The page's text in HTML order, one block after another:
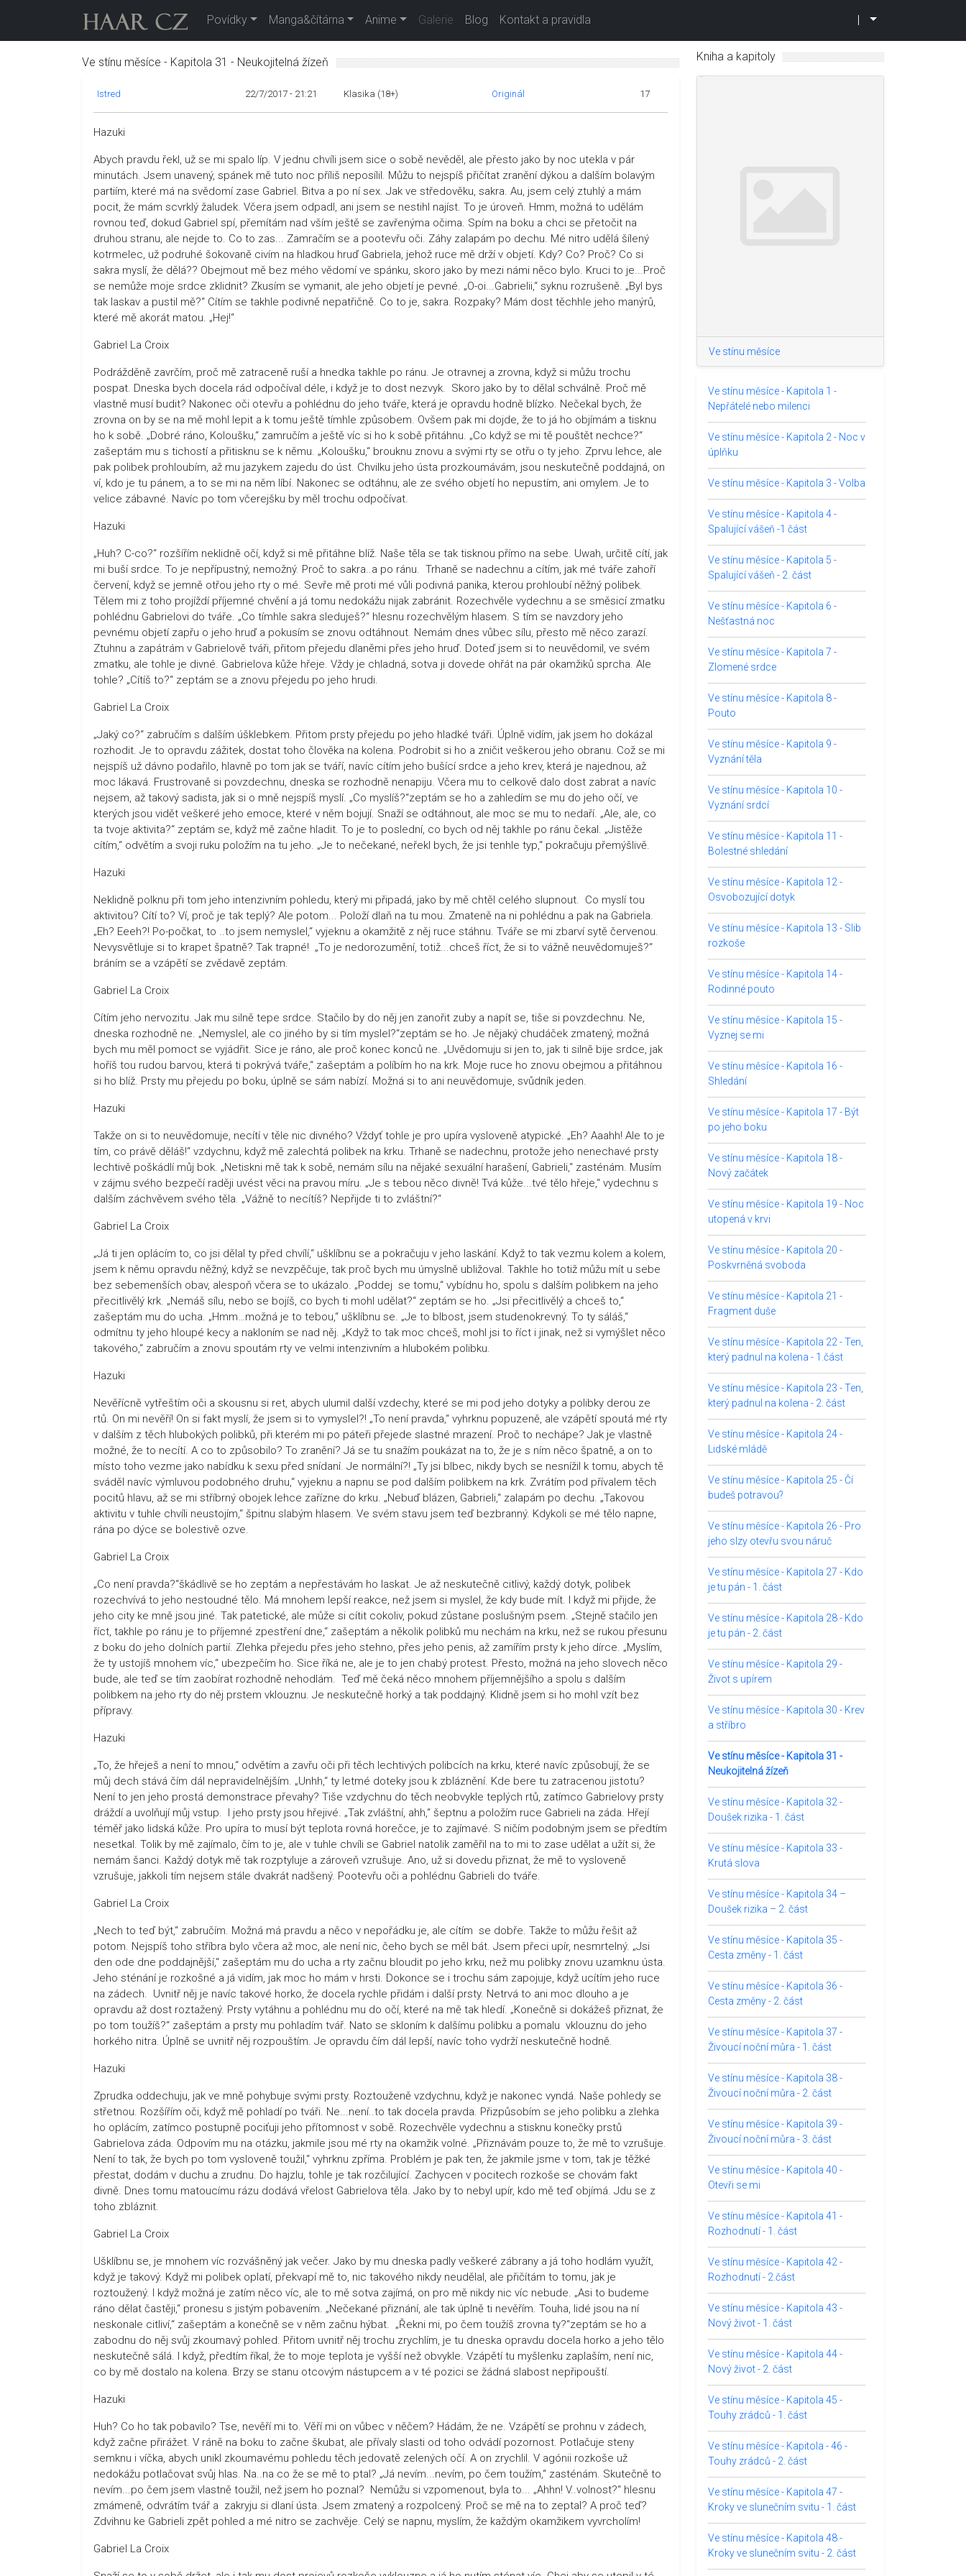
Povídky Manga&čítárna Anime Galerie Blog Kontakt a pravidla
Ve stínu měsíce - Kapitola 31 - Neukojitelná žízeň
Istred 22/7/2017 - 21:21 Klasika (18+) Originál 17
Hazuki
Abych pravdu řekl, už se mi spalo líp. V jednu chvíli jsem sice o sobě nevěděl, ale přesto jako by noc utekla v pár
minutách. Jsem unavený, spánek mě tuto noc příliš neposílil. Můžu to nejspíš přičítat zranění dýkou a dalším bolavým
partiím, které má na svědomí zase Gabriel. Bitva a po ní sex. Jak ve středověku, sakra. Au, jsem celý ztuhlý a mám
pocit, že mám scvrklý žaludek. Včera jsem odpadl, ani jsem se nestihl najíst. To je úroveň. Hmm, možná to udělám
rovnou teď, dokud Gabriel spí, přemítám nad vším ještě se zavřenýma očima. Spím na boku a chci se přetočit na
druhou stranu, ale nejde to. Co to zas... Zamračím se a pootevřu oči. Záhy zalapám po dechu. Mé nitro udělá šílený
kotrmelec, už podruhé šokovaně civím na hladkou hruď Gabriela, jehož ruce mě drží v objetí. Kdy? Co? Proč? Co si
sakra myslí, že dělá?? Obejmout mě bez mého vědomí ve spánku, skoro jako by mezi námi něco bylo. Kruci to je...Proč
se nemůže moje srdce zklidnit? Zkusím se vymanit, ale jeho objetí je pevné. „O-oi...Gabrielii,“ syknu rozrušeně. „Byl bys
tak laskav a pustil mě?“ Cítím se takhle podivně nepatřičně. Co to je, sakra. Rozpaky? Mám dost těchhle jeho manýrů,
které mě akorát matou. „Hej!“
Gabriel La Croix
Podrážděně zavrčím, proč mě zatraceně ruší a hnedka takhle po ránu. Je otravnej a zrovna, když si můžu trochu
pospat. Dneska bych docela rád odpočíval déle, i když je to dost nezvyk. Skoro jako by to dělal schválně. Proč mě
vlastně musí budit? Nakonec oči otevřu a pohlédnu do jeho tváře, která je opravdu hodně blízko. Nečekal bych, že
zrovna on by se na mě mohl lepit a k tomu ještě tímhle způsobem. Ovšem pak mi dojde, že to já ho objímám a tisknu
ho k sobě. „Dobré ráno, Koloušku,“ zamručím a ještě víc si ho k sobě přitáhnu. „Co když se mi tě pouštět nechce?“
zašeptám mu s tichostí a přitisknu se k němu. „Koloušku,“ brouknu znovu a svými rty se otřu o ty jeho. Zprvu lehce, ale
pak polibek prohloubím, až mu jazykem zajedu do úst. Chvilku jeho ústa prozkoumávám, jsou neskutečně poddajná, on
ví, kdo je tu pánem, a to se mi na něm líbí. Nakonec se odtáhnu, ale ze svého objetí ho nepustím, ani omylem. Je to
velice zábavné. Navíc po tom včerejšku by měl trochu odpočívat.
Hazuki
„Huh? C-co?“ rozšířím neklidně očí, když si mě přitáhne blíž. Naše těla se tak tisknou přímo na sebe. Uwah, určitě cítí, jak
mi buší srdce. To je nepřípustný, nemožný. Proč to sakra..a po ránu. Trhaně se nadechnu a cítím, jak mé tváře zahoří
červení, když se jemně otřou jeho rty o mé. Sevře mě proti mé vůli podivná panika, kterou prohloubí něžný polibek.
Tělem mi z toho projíždí příjemné chvění a já tomu nedokážu nijak zabránit. Rozechvěle vydechnu a se směsicí zmatku
pohlédnu Gabrielovi do tváře. „Co tímhle sakra sleduješ?“ hlesnu rozechvělým hlasem. S tím se navzdory jeho
pevnému objetí zapřu o jeho hruď a pokusím se znovu odtáhnout. Nemám dnes vůbec sílu, přesto mě něco zarazí.
Ztuhnu a zapátrám v Gabrielově tváři, přitom přejedu dlaněmi přes jeho hruď. Doteď jsem si to neuvědomil, ve svém
zmatku, ale tohle je divné. Gabrielova kůže hřeje. Vždy je chladná, sotva ji dovede ohřát na pár okamžiků sprcha. Ale
tohle? „Cítíš to?“ zeptám se a znovu přejedu po jeho hrudi.
Gabriel La Croix
„Jaký co?“ zabručím s dalším úšklebkem. Přitom prsty přejedu po jeho hladké tváři. Úplně vidím, jak jsem ho dokázal
rozhodit. Je to opravdu zážitek, dostat toho člověka na kolena. Podrobit si ho a zničit veškerou jeho obranu. Což se mi
nejspíš už dávno podařilo, hlavně po tom jak se tváří, navíc cítím jeho bušící srdce a jeho krev, která je najednou, až
moc lákavá. Frustrovaně si povzdechnu, dneska se rozhodně nenapiju. Včera mu to celkově dalo dost zabrat a navíc
nejsem, až takový sadista, jak si o mně nejspíš myslí. „Co myslíš?“zeptám se ho a zahledím se mu do jeho očí, ve
kterých jsou vidět veškeré jeho emoce, které v něm bojují. Snaží se odtáhnout, ale moc se mu to nedaří. „Ale, ale, co
ta tvoje aktivita?“ zeptám se, když mě začne hladit. To je to poslední, co bych od něj takhle po ránu čekal. „Jistěže
cítím,“ odvětím a svoji ruku položím na tu jeho. „Je to nečekané, neřekl bych, že jsi tenhle typ,“ pokračuju přemýšlivě.
Hazuki
Neklidně polknu při tom jeho intenzivním pohledu, který mi připadá, jako by mě chtěl celého slupnout. Co myslí tou
aktivitou? Cítí to? Ví, proč je tak teplý? Ale potom... Položí dlaň na tu mou. Zmateně na ni pohlédnu a pak na Gabriela.
„Eh? Eeeh?! Po-počkat, to ..to jsem nemyslel,“ vyjeknu a okamžitě z něj ruce stáhnu. Tváře se mi zbarví sytě červenou.
Nevysvětluje si to krapet špatně? Tak trapné! „To je nedorozumění, totiž...chceš říct, že si to vážně neuvědomuješ?“
bráním se a vzápětí se zvědavě zeptám.
Gabriel La Croix
Cítím jeho nervozitu. Jak mu silně tepe srdce. Stačilo by do něj jen zanořit zuby a napít se, tiše si povzdechnu. Ne,
dneska rozhodně ne. „Nemyslel, ale co jiného by si tím myslel?“zeptám se ho. Je nějaký chudáček zmatený, možná
bych mu měl pomoct se vyjádřit. Sice je ráno, ale proč konec konců ne. „Uvědomuju si jen to, jak ti silně bije srdce, jak
hoříš tou rudou barvou, která ti pokrývá tváře,“ zašeptám a políbím ho na krk. Moje ruce ho znovu obejmou a přitáhnou
si ho blíž. Prsty mu přejedu po boku, úplně se sám nabízí. Možná si to ani neuvědomuje, svůdník jeden.
Hazuki
Takže on si to neuvědomuje, necítí v těle nic divného? Vždyť tohle je pro upíra vysloveně atypické. „Eh? Aaahh! Ale to je
tím, co právě děláš!“ vzdychnu, když mě zalechtá polibek na krku. Trhaně se nadechnu, protože jeho nenechavé prsty
lechtivě poškádlí můj bok. „Netiskni mě tak k sobě, nemám sílu na nějaké sexuální harašení, Gabrieli,“ zasténám. Musím
v zájmu svého bezpečí raději uvést věci na pravou míru. „Je s tebou něco divně! Tvá kůže...tvé tělo hřeje,“ vydechnu s
dalším záchvěvem svého těla. „Vážně to necítíš? Nepřijde ti to zvláštní?“
Gabriel La Croix
„Já ti jen oplácím to, co jsi dělal ty před chvílí,“ ušklíbnu se a pokračuju v jeho laskání. Když to tak vezmu kolem a kolem,
jsem k němu opravdu něžný, když se nevzpěčuje, tak proč bych mu úmyslně ubližoval. Takhle ho totiž můžu mít u sebe
bez sebemenších obav, alespoň včera se to ukázalo. „Poddej se tomu,“ vybídnu ho, spolu s dalším polibkem na jeho
přecitlivělý krk. „Nemáš sílu, nebo se bojíš, co bych ti mohl udělat?“ zeptám se ho. „Jsi přecitlivělý a chceš to,“
zašeptám mu do ucha. „Hmm…možná je to tebou,“ ušklíbnu se. „Je to blbost, jsem studenokrevný. To ty sáláš,“
odmítnu ty jeho hloupé kecy a nakloním se nad něj. „Když to tak moc chceš, mohl jsi to říct i jinak, než si vymýšlet něco
takového,“ zabručím a znovu spoutám rty ve velmi intenzivním a hlubokém polibku.
Hazuki
Nevěřícně vytřeštím oči a skousnu si ret, abych ulumil další vzdechy, které se mi pod jeho dotyky a polibky derou ze
rtů. On mi nevěří! On si fakt myslí, že jsem si to vymyslel?! „To není pravda,“ vyhrknu popuzeně, ale vzápětí spoutá mé rty
v dalším z těch hlubokých polibků, při kterém mi po páteři přejede slastné mrazení. Proč to nechápe? Jak je vlastně
možné, že to necítí. A co to způsobilo? To zranění? Já se tu snažím poukázat na to, že je s ním něco špatně, a on to
místo toho vezme jako nabídku k sexu před snídaní. Je normální?! „Ty jsi blbec, nikdy bych se nesnížil k tomu, abych tě
sváděl navíc výmluvou podobného druhu,“ vyjeknu a napnu se pod dalším polibkem na krk. Zvrátím pod přívalem těch
pocitů hlavu, až se mi stříbrný obojek lehce zařízne do krku. „Nebuď blázen, Gabrieli,“ zalapám po dechu. „Takovou
aktivitu v tuhle chvíli neustojím,“ špitnu slabým hlasem. Ve svém stavu jsem teď bezbranný. Kdykoli se mé tělo napne,
rána po dýce se bolestivě ozve.
Gabriel La Croix
„Co není pravda?“škádlivě se ho zeptám a nepřestávám ho laskat. Je až neskutečně citlivý, každý dotyk, polibek
rozechvívá to jeho nestoudné tělo. Má mnohem lepší reakce, než jsem si myslel, že kdy bude mít. I když mi přijde, že
jeho city ke mně jsou jiné. Tak patetické, ale může si cítit cokoliv, pokud zůstane poslušným psem. „Stejně stačilo jen
říct, takhle po ránu je to příjemné zpestření dne,“ zašeptám a několik polibků mu nechám na krku, než se rukou přesunu
z boku do jeho dolních partií. Zlehka přejedu přes jeho stehno, přes jeho penis, až zamířím prsty k jeho dírce. „Myslím,
že ty ustojíš mnohem víc,“ ubezpečím ho. Sice říká ne, ale je to jen chabý protest. Přesto, možná na jeho slovech něco
bude, ale teď se tím zaobírat rozhodně nehodlám. Teď mě čeká něco mnohem příjemnějšího a spolu s dalším
polibkem na jeho rty do něj prstem vklouznu. Je neskutečně horký a tak poddajný. Klidně jsem si ho mohl vzít bez
přípravy.
Hazuki
„To, že hřeješ a není to mnou,“ odvětím a zavřu oči při těch lechtivých polibcích na krku, které navíc způsobují, že se
můj dech stává čím dál nepravidelnějším. „Unhh,“ ty letmé doteky jsou k zbláznění. Kde bere tu zatracenou jistotu?
Není to jen jeho prostá demonstrace převahy? Tiše vzdychnu do těch neobvykle teplých rtů, zatímco Gabrielovy prsty
dráždí a uvolňují můj vstup. I jeho prsty jsou hřejivé. „Tak zvláštní, ahh,“ šeptnu a položím ruce Gabrieli na záda. Hřejí
téměř jako lidská kůže. Pro upíra to musí být teplota rovná horečce, je to zajímavé. S ničím podobným jsem se předtím
nesetkal. Tolik by mě zajímalo, čím to je, ale v tuhle chvíli se Gabriel natolik zaměřil na to mi to zase udělat a užít si, že
nemám šanci. Každý dotyk mě tak rozptyluje a zároveň vzrušuje. Ano, už si dovedu přiznat, že mě to vysloveně
vzrušuje, jakkoli tím nejsem stále dvakrát nadšený. Pootevřu oči a pohlédnu Gabrieli do tváře.
Gabriel La Croix
„Nech to teď být,“ zabručím. Možná má pravdu a něco v nepořádku je, ale cítím se dobře. Takže to můžu řešit až
potom. Nejspíš toho stříbra bylo včera až moc, ale není nic, čeho bych se měl bát. Jsem přeci upír, nesmrtelný. „Jsi
den ode dne poddajnější,“ zašeptám mu do ucha a rty začnu bloudit po jeho krku, než mu polibky znovu uzamknu ústa.
Jeho sténání je rozkošné a já vidím, jak moc ho mám v hrsti. Dokonce se i trochu sám zapojuje, když ucítím jeho ruce
na zádech. Uvnitř něj je navíc takové horko, že docela rychle přidám i další prsty. Netrvá to ani moc dlouho a je
opravdu až dost roztažený. Prsty vytáhnu a pohlédnu mu do očí, které na mě tak hledí. „Konečně si dokážeš přiznat, že
po tom toužíš?“ zašeptám a prsty mu pohladím tvář. Nato se skloním k dalšímu polibku a pomalu vklouznu do jeho
horkého nitra. Úplně se uvnitř něj rozpouštím. Je opravdu čím dál lepší, navíc toho vydrží neskutečně hodně.
Hazuki
Zprudka oddechuju, jak ve mně pohybuje svými prsty. Roztouženě vzdychnu, když je nakonec vyndá. Naše pohledy se
střetnou. Rozšířím oči, když mě pohladí po tváři. Ne...není..to tak docela pravda. Přizpůsobím se jeho polibku a zlehka
ho oplácím, zatímco postupně pociťuji jeho přítomnost v sobě. Rozechvěle vydechnu a stisknu konečky prstů
Gabrielova záda. Odpovím mu na otázku, jakmile jsou mé rty na okamžik volné. „Přiznávám pouze to, že mě to vzrušuje.
Není to tak, že bych po tom vysloveně toužil,“ vyhrknu zpříma. Problém je pak ten, že jakmile jsme v tom, tak je těžké
přestat, dodám v duchu a zrudnu. Do hajzlu, tohle je tak rozčilující. Zachycen v pocitech rozkoše se chovám fakt
divně. Dnes tomu matoucímu rázu dodává vřelost Gabrielova těla. Jako by to nebyl upír, kdo mě teď objímá. Jdu se z
toho zbláznit.
Gabriel La Croix
Ušklíbnu se, je mnohem víc rozvášněný jak večer. Jako by mu dneska padly veškeré zábrany a já toho hodlám využít,
když je takový. Když mi polibek oplatí, překvapí mě to, nic takového nikdy neudělal, ale přičítám to tomu, jak je
roztoužený. I když možná je zatím něco víc, ale to mě sotva zajímá, on pro mě nikdy nic víc nebude. „Asi to budeme
ráno dělat častěji,“ pronesu s jistým pobavením. „Nečekané přiznání, ale tak úplně ti nevěřím. Touha, lidé jsou na ní
neskonale citliví,“ zašeptám a konečně se v něm začnu hýbat. „Řekni mi, po čem toužíš zrovna ty?“zeptám se ho a
zabodnu do něj svůj zkoumavý pohled. Přitom uvnitř něj trochu zrychlím, je tu dneska opravdu docela horko a jeho tělo
neskutečně sálá. I když, předtím říkal, že to moje teplota je vyšší než obvykle. Vzápětí tu myšlenku zaplaším, není nic,
co by mě dostalo na kolena. Brzy se stanu otcovým nástupcem a v té pozici se žádná slabost nepřipouští.
Hazuki
Huh? Co ho tak pobavilo? Tse, nevěří mi to. Věří mi on vůbec v něčem? Hádám, že ne. Vzápětí se prohnu v zádech,
když začne přirážet. V ráně na boku to začne škubat, ale přívaly slasti od toho odvádí pozornost. Potlačuje steny
semknu i víčka, abych unikl zkoumavému pohledu těch jedovatě zelených očí. A on zrychlil. V agónii rozkoše už
nedokážu potlačovat svůj hlas. Na..na co že se mě to ptal? „Já nevím...nevím, po čem toužím,“ zasténám. Skutečně to
nevím...po čem jsem vlastně toužil, než jsem ho poznal? Nemůžu si vzpomenout, byla to... „Ahhn! V..volnost?“ hlesnu
zmámeně, odvrátím tvář a zakryju si dlaní ústa. Jsem zmatený a rozpolcený. Proč se mě na to zeptal? A proč teď?
Zdvihnu ke Gabrieli zpět pohled a mé nitro se zachvěje. Celý se napnu, myslím, že každým okamžikem vyvrcholím!
Gabriel La Croix
Kniha a kapitoly
Ve stínu měsíce
Ve stínu měsíce - Kapitola 1 -
Nepřátelé nebo milenci
Ve stínu měsíce - Kapitola 2 - Noc v
úplňku
Ve stínu měsíce - Kapitola 3 - Volba
Ve stínu měsíce - Kapitola 4 -
Spalující vášeň -1 část
Ve stínu měsíce - Kapitola 5 -
Spalující vášeň - 2. část
Ve stínu měsíce - Kapitola 6 -
Nešťastná noc
Ve stínu měsíce - Kapitola 7 -
Zlomené srdce
Ve stínu měsíce - Kapitola 8 -
Pouto
Ve stínu měsíce - Kapitola 9 -
Vyznání těla
Ve stínu měsíce - Kapitola 10 -
Vyznání srdcí
Ve stínu měsíce - Kapitola 11 -
Bolestné shledání
Ve stínu měsíce - Kapitola 12 -
Osvobozující dotyk
Ve stínu měsíce - Kapitola 13 - Slib
rozkoše
Ve stínu měsíce - Kapitola 14 -
Rodinné pouto
Ve stínu měsíce - Kapitola 15 -
Vyznej se mi
Ve stínu měsíce - Kapitola 16 -
Shledání
Ve stínu měsíce - Kapitola 17 - Být
po jeho boku
Ve stínu měsíce - Kapitola 18 -
Nový začátek
Ve stínu měsíce - Kapitola 19 - Noc
utopená v krvi
Ve stínu měsíce - Kapitola 20 -
Poskvrněná svoboda
Ve stínu měsíce - Kapitola 21 -
Fragment duše
Ve stínu měsíce - Kapitola 22 - Ten,
který padnul na kolena - 1.část
Ve stínu měsíce - Kapitola 23 - Ten,
který padnul na kolena - 2. část
Ve stínu měsíce - Kapitola 24 -
Lidské mládě
Ve stínu měsíce - Kapitola 25 - Čí
budeš potravou?
Ve stínu měsíce - Kapitola 26 - Pro
jeho slzy otevřu svou náruč
Ve stínu měsíce - Kapitola 27 - Kdo
je tu pán - 1. část
Ve stínu měsíce - Kapitola 28 - Kdo
je tu pán - 2. část
Ve stínu měsíce - Kapitola 29 -
Život s upírem
Ve stínu měsíce - Kapitola 30 - Krev
a stříbro
Ve stínu měsíce - Kapitola 31 -
Neukojitelná žízeň
Ve stínu měsíce - Kapitola 32 -
Doušek rizika - 1. část
Ve stínu měsíce - Kapitola 33 -
Krutá slova
Ve stínu měsíce - Kapitola 34 –
Doušek rizika – 2. část
Ve stínu měsíce - Kapitola 35 -
Cesta změny - 1. část
Ve stínu měsíce - Kapitola 36 -
Cesta změny - 2. část
Ve stínu měsíce - Kapitola 37 -
Živoucí noční můra - 1. část
Ve stínu měsíce - Kapitola 38 -
Živoucí noční můra - 2. část
Ve stínu měsíce - Kapitola 39 -
Živoucí noční můra - 3. část
Ve stínu měsíce - Kapitola 40 -
Otevři se mi
Ve stínu měsíce - Kapitola 41 -
Rozhodnutí - 1. část
Ve stínu měsíce - Kapitola 42 -
Rozhodnutí - 2.část
Ve stínu měsíce - Kapitola 43 -
Nový život - 1. část
Ve stínu měsíce - Kapitola 44 -
Nový život - 2. část
Ve stínu měsíce - Kapitola 45 -
Touhy zrádců - 1. část
Ve stínu měsíce - Kapitola - 46 -
Touhy zrádců - 2. část
Ve stínu měsíce - Kapitola 47 -
Kroky ve slunečním svitu - 1. část
Ve stínu měsíce - Kapitola 48 -
Kroky ve slunečním svitu - 2. část